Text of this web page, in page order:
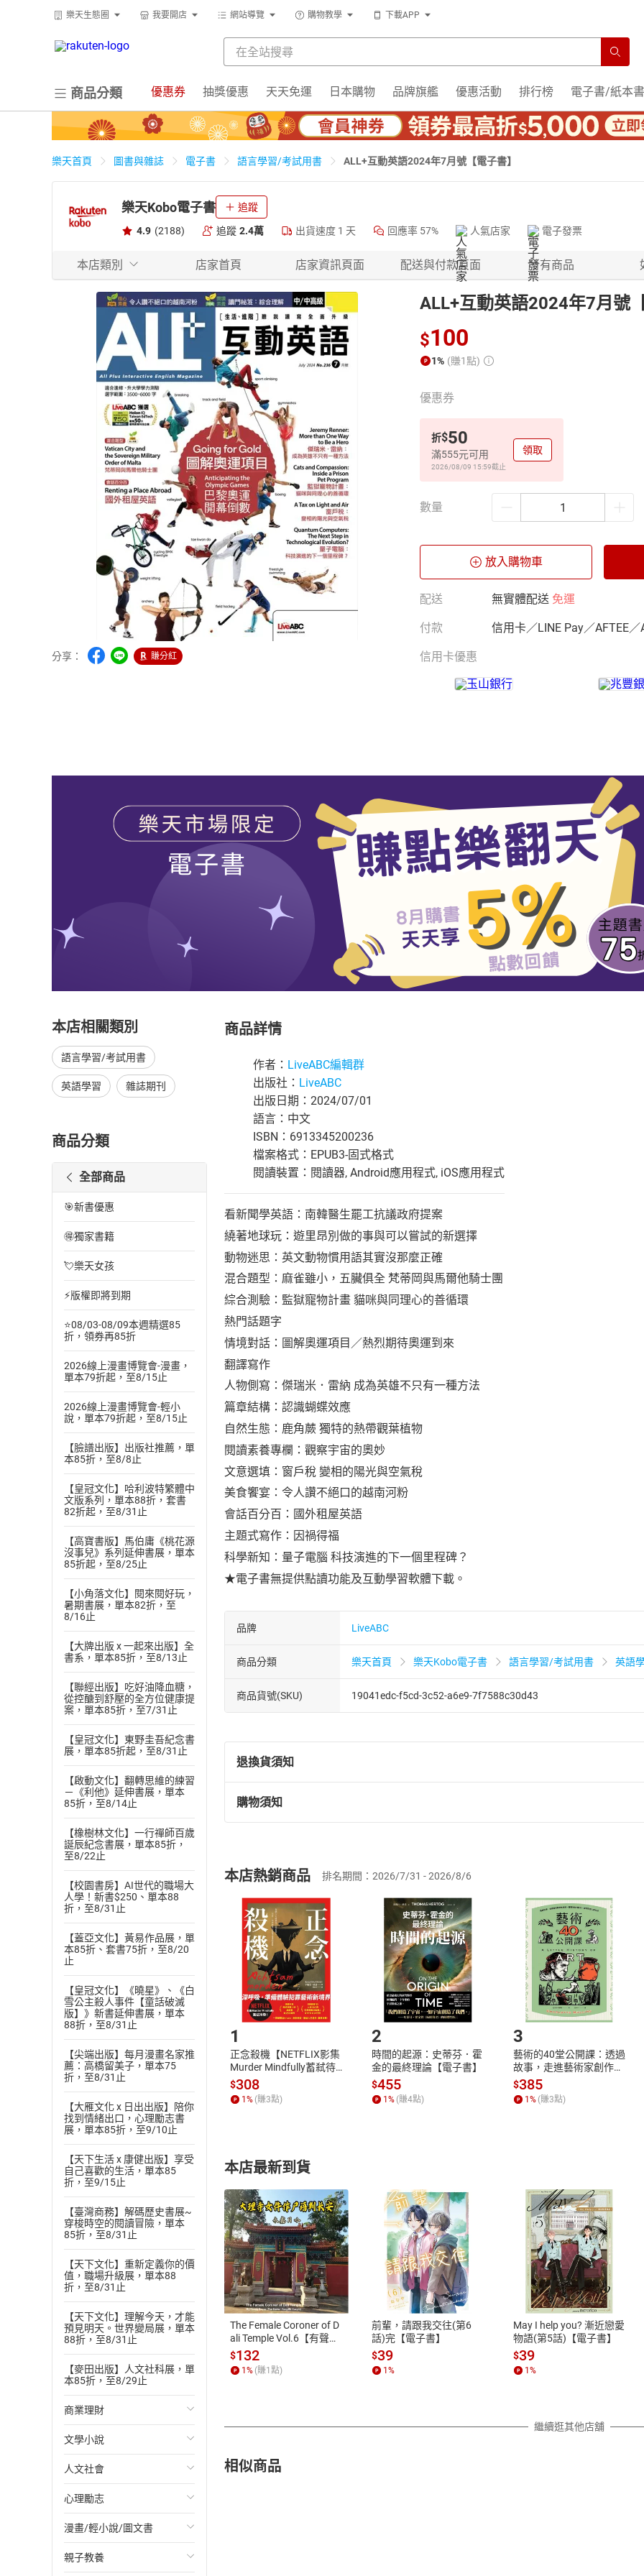
樂天生態圈 我要開店 網站導覽 購物教學 下載APP
商品分類 優惠券 抽獎優惠 天天免運 日本購物 品牌旗艦 優惠活動 排行榜 電子書/紙本書
樂天首頁 圖書與雜誌 電子書 語言學習/考試用書 ALL+互動英語2024年7月號【電子書】
樂天Kobo電子書 追蹤
4.9 (2188) 追蹤 2.4萬 出貨速度 1 天 回應率 57% 人氣店家 電子發票
本店類別 店家首頁 店家資訊頁面 配送與付款頁面 所有商品
分享： 賺分紅
ALL+互動英語2024年7月號
$100
1% (賺1點)
優惠券
折$50
滿555元可用
2026/08/09 15:59截止
領取
數量
放入購物車
配送 無實體配送 免運
付款 信用卡／LINE Pay／AFTEE／
信用卡優惠
本店相關類別
語言學習/考試用書
英語學習 雜誌期刊
商品分類
全部商品
🎯新書優惠
🉐獨家書籍
💘樂天女孩
⚡版權即將到期
⭐08/03-08/09本週精選85
折，領券再85折
2026線上漫畫博覽會-漫畫，
單本79折起，至8/15止
2026線上漫畫博覽會-輕小
說，單本79折起，至8/15止
【臉譜出版】出版社推薦，單
本85折，至8/8止
【皇冠文化】哈利波特繁體中
文版系列，單本88折，套書
82折起，至8/31止
【高寶書版】馬伯庸《桃花源
沒事兒》系列延伸書展，單本
85折起，至8/25止
【小角落文化】閱來閱好玩，
暑期書展，單本82折，至
8/16止
【大牌出版 x 一起來出版】全
書系，單本85折，至8/13止
【聯經出版】吃好油降血糖，
從控醣到舒壓的全方位健康提
案，單本85折，至7/31止
【皇冠文化】東野圭吾紀念書
展，單本85折起，至8/31止
【啟動文化】翻轉思維的練習
－《利他》延伸書展，單本
85折，至8/14止
【橡樹林文化】一行禪師百歲
誕辰紀念書展，單本85折，
至8/22止
【校園書房】AI世代的職場大
人學！新書$250、單本88
折，至8/31止
【蓋亞文化】黃易作品展，單
本85折、套書75折，至8/20
止
【皇冠文化】《曉星》、《白
雪公主殺人事件【童話破滅
版】》新書延伸書展，單本
88折，至8/31止
【尖端出版】每月漫畫名家推
薦：高橋留美子，單本75
折，至8/31止
【大雁文化 x 日出出版】陪你
找到情緒出口，心理勵志書
展，單本85折，至9/10止
【天下生活 x 康健出版】享受
自己喜歡的生活，單本85
折，至9/15止
【臺灣商務】解碼歷史書展~
穿梭時空的閱讀冒險，單本
85折，至8/31止
【天下文化】重新定義你的價
值，職場升級展，單本88
折，至8/31止
【天下文化】理解今天，才能
預見明天。世界變局展，單本
88折，至8/31止
【麥田出版】人文社科展，單
本85折，至8/29止
商業理財
投資理財
經濟/趨勢
財務/金融
管理/領導
職場工作術
文學小說
歐美文學
日本文學
韓國文學
華文文學
人文社會
國際關係
政治
社會科學
心理勵志
心靈成長/情緒
人際關係
漫畫/輕小說/圖文書
輕小說
親子教養
商品詳情
作者： LiveABC編輯群
出版社： LiveABC
出版日期：2024/07/01
語言：中文
ISBN：6913345200236
檔案格式：EPUB3-固式格式
閱讀裝置：閱讀器, Android應用程式, iOS應用程式
看新聞學英語：南韓醫生罷工抗議政府提案
繞著地球玩：遊里昂別做的事與可以嘗試的新選擇
動物迷思：英文動物慣用語其實沒那麼正確
混合題型：麻雀雖小，五臟俱全 梵蒂岡與馬爾他騎士團
綜合測驗：監獄寵物計畫 貓咪與同理心的善循環
熱門話題字
情境對話：圖解奧運項目／熱烈期待奧運到來
翻譯寫作
人物側寫：傑瑞米．雷納 成為英雄不只有一種方法
篇章結構：認識蝴蝶效應
自然生態：鹿角蕨 獨特的熱帶觀葉植物
閱讀素養專欄：觀察宇宙的奧妙
文意選填：窗戶稅 變相的陽光與空氣稅
美食饗宴：令人讚不絕口的越南河粉
會話百分百：國外租屋英語
主題式寫作：因禍得福
科學新知：量子電腦 科技演進的下一個里程碑？
★電子書無提供點讀功能及互動學習軟體下載。
品牌 LiveABC
商品分類 樂天首頁 樂天Kobo電子書 語言學習/考試用書 英語
商品貨號(SKU) 19041edc-f5cd-3c52-a6e9-7f7588c30d43
退換貨須知
退換貨規定：
(一)依消費者保護法第19條第1項後段暨通訊交易解除權合理例外情事適用
(二)消費者訂購本店鋪之商品即代表知悉本店鋪所銷售之商品為電子書，
且已下載/存取電子書，不得請求退貨退款。
退貨方式：您欲取消訂單或辦理退貨時，請登入樂天市場，並於「我的訂單
貨」，本店鋪將依您的申請進行審核，待審核通過後將為您辦理退款事宜。
請注意，樂天市場須以整筆訂單為單位進行取消/退貨，恕無法以單支商品取
購物須知
挑選商品
Choose
放入購物車
Shopping cart
登入帳號
Login
購書後，如何開始使用？
Step1.選擇閱讀載具 Step2.登入
付款方式
ATM轉帳、信用卡、LINE PAY、AFTEE
退換貨規範
本店是否提供消費者保護法七日猶
之權利，遽消費者保護法及通訊交
除權合理例外情事適用準則，依商
質各有不同規定。詳細退換貨說明
照各商品說明。
本店熱銷商品 排名期間：2026/7/31 - 2026/8/6
1
正念殺機【NETFLIX影集
Murder Mindfully蓄弒待
發】【電子書】
$308
1% (賺3點)
2
時間的起源：史蒂芬．霍
金的最終理論【電子書】
$455
1% (賺4點)
3
藝術的40堂公開課：透過
故事，走進藝術家創作現
場，看藝術如何誕生、如
何形塑人類生活【電子
書】
$385
1% (賺3點)
本店最新到貨
The Female Coroner of D
ali Temple Vol.6【有聲
書】
$132
1% (賺1點)
前輩，請跟我交往(第6
話)完【電子書】
$39
1%
May I help you? 漸近戀愛
物語(第5話)【電子書】
$39
1%
繼續逛其他店舖
相似商品